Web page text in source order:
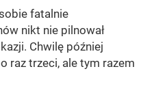
fatalnie
nikt nie pilnował
Chwilę później
raz trzeci, ale tym razem